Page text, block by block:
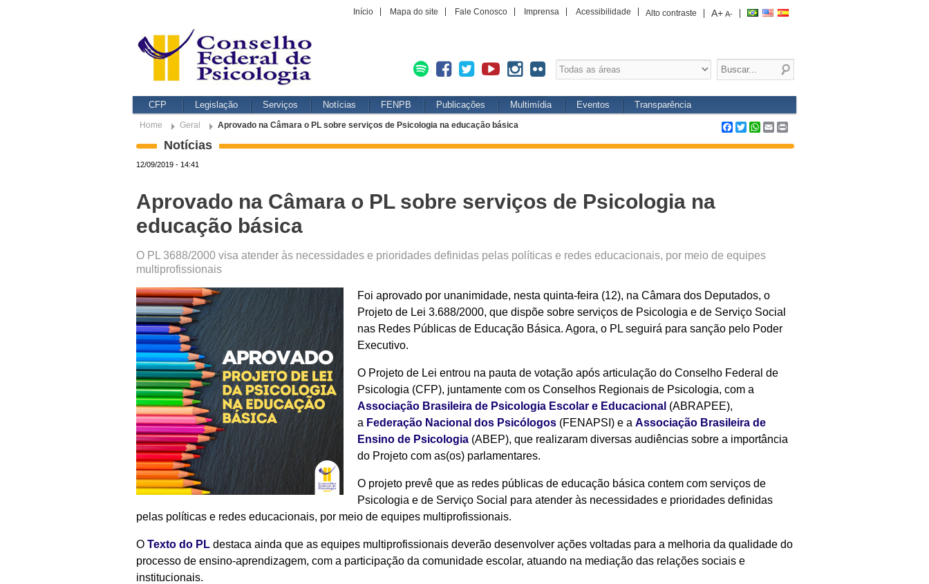
A+ A-
Alto contraste
Início Mapa do site Fale Conosco Imprensa Acessibilidade
CFP Legislação Serviços Notícias FENPB Publicações Multimídia Eventos Transparência
Home Geral Aprovado na Câmara o PL sobre serviços de Psicologia na educação básica Facebook
TwitterWhatsApp
Email
Notícias
12/09/2019 - 14:41
Aprovado na Câmara o PL sobre serviços de Psicologia na
educação básica
O PL 3688/2000 visa atender às necessidades e prioridades definidas pelas políticas e redes educacionais, por meio de equipes
multiprofissionais
Foi aprovado por unanimidade, nesta quinta-feira (12), na Câmara dos Deputados, o
Projeto de Lei 3.688/2000, que dispõe sobre serviços de Psicologia e de Serviço Social
nas Redes Públicas de Educação Básica. Agora, o PL seguirá para sanção pelo Poder
Executivo.
O Projeto de Lei entrou na pauta de votação após articulação do Conselho Federal de
Psicologia (CFP), juntamente com os Conselhos Regionais de Psicologia, com a
Associação Brasileira de Psicologia Escolar e Educacional (ABRAPEE),
a Federação Nacional dos Psicólogos (FENAPSI) e a Associação Brasileira de
Ensino de Psicologia (ABEP), que realizaram diversas audiências sobre a importância
do Projeto com as(os) parlamentares.
O projeto prevê que as redes públicas de educação básica contem com serviços de
Psicologia e de Serviço Social para atender às necessidades e prioridades definidas
pelas políticas e redes educacionais, por meio de equipes multiprofissionais.
O Texto do PL destaca ainda que as equipes multiprofissionais deverão desenvolver ações voltadas para a melhoria da qualidade do
processo de ensino-aprendizagem, com a participação da comunidade escolar, atuando na mediação das relações sociais e
institucionais.